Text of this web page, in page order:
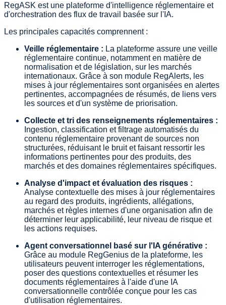
RegASK est une plateforme d'intelligence réglementaire et
d'orchestration des flux de travail basée sur l'IA.
Les principales capacités comprennent :
Veille réglementaire : La plateforme assure une veille
réglementaire continue, notamment en matière de
normalisation et de législation, sur les marchés
internationaux. Grâce à son module RegAlerts, les
mises à jour réglementaires sont organisées en alertes
pertinentes, accompagnées de résumés, de liens vers
les sources et d'un système de priorisation.
Collecte et tri des renseignements réglementaires :
Ingestion, classification et filtrage automatisés du
contenu réglementaire provenant de sources non
structurées, réduisant le bruit et faisant ressortir les
informations pertinentes pour des produits, des
marchés et des domaines réglementaires spécifiques.
Analyse d'impact et évaluation des risques :
Analyse contextuelle des mises à jour réglementaires
au regard des produits, ingrédients, allégations,
marchés et règles internes d'une organisation afin de
déterminer leur applicabilité, leur niveau de risque et
les actions requises.
Agent conversationnel basé sur l'IA générative :
Grâce au module RegGenius de la plateforme, les
utilisateurs peuvent interroger les réglementations,
poser des questions contextuelles et résumer les
documents réglementaires à l'aide d'une IA
conversationnelle contrôlée conçue pour les cas
d'utilisation réglementaires.